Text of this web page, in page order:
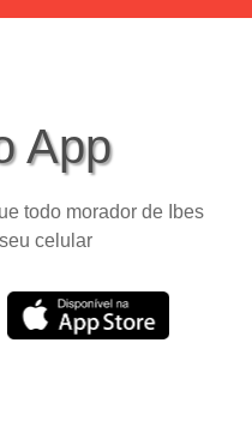
App
todo morador de Ibes
celular